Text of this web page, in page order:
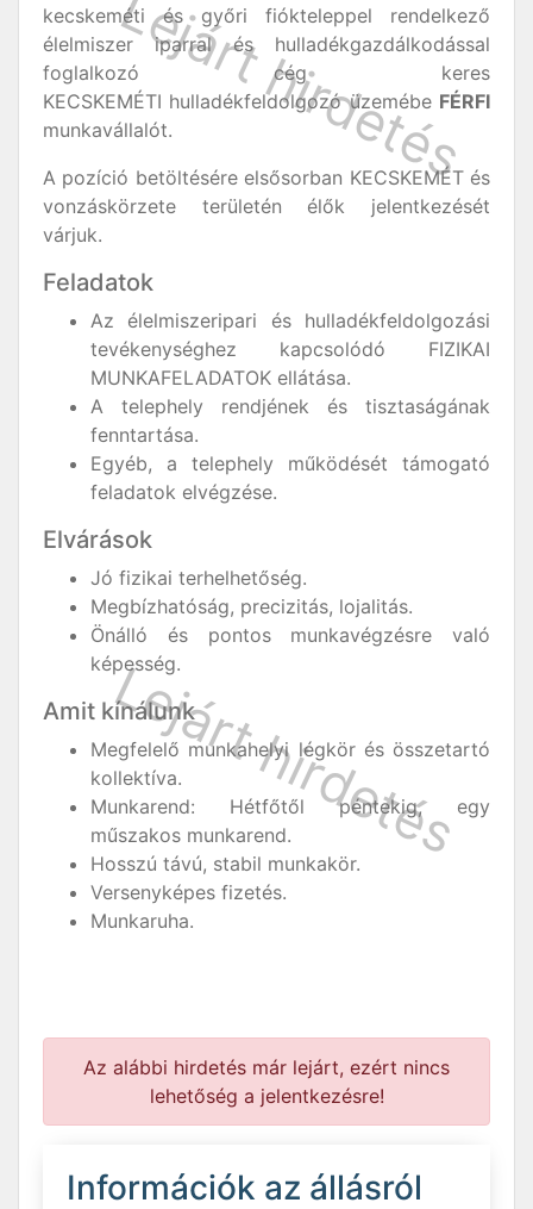
kecskeméti és győri fiókteleppel rendelkező
élelmiszer iparral és hulladékgazdálkodással
foglalkozó cég keres
KECSKEMÉTI hulladékfeldolgozó üzemébe FÉRFI
munkavállalót.
A pozíció betöltésére elsősorban KECSKEMÉT és
vonzáskörzete területén élők jelentkezését
várjuk.
Feladatok
Az élelmiszeripari és hulladékfeldolgozási
tevékenységhez kapcsolódó FIZIKAI
MUNKAFELADATOK ellátása.
A telephely rendjének és tisztaságának
fenntartása.
Egyéb, a telephely működését támogató
feladatok elvégzése.
Elvárások
Jó fizikai terhelhetőség.
Megbízhatóság, precizitás, lojalitás.
Önálló és pontos munkavégzésre való
képesség.
Amit kínálunk
Megfelelő munkahelyi légkör és összetartó
kollektíva.
Munkarend: Hétfőtől péntekig, egy
műszakos munkarend.
Hosszú távú, stabil munkakör.
Versenyképes fizetés.
Munkaruha.
Az alábbi hirdetés már lejárt, ezért nincs
lehetőség a jelentkezésre!
Információk az állásról